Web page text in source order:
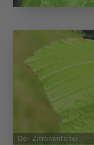
Der Zitronenfalter